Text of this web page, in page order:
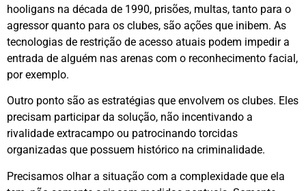
hooligans na década de 1990, prisões, multas, tanto para o
agressor quanto para os clubes, são ações que inibem. As
tecnologias de restrição de acesso atuais podem impedir a
entrada de alguém nas arenas com o reconhecimento facial,
por exemplo.
Outro ponto são as estratégias que envolvem os clubes. Eles
precisam participar da solução, não incentivando a
rivalidade extracampo ou patrocinando torcidas
organizadas que possuem histórico na criminalidade.
Precisamos olhar a situação com a complexidade que ela